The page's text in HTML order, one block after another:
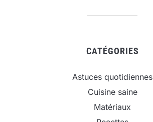
CATÉGORIES
Astuces quotidiennes
Cuisine saine
Matériaux